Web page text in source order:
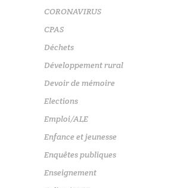
CORONAVIRUS
CPAS
Déchets
Développement rural
Devoir de mémoire
Elections
Emploi/ALE
Enfance et jeunesse
Enquêtes publiques
Enseignement